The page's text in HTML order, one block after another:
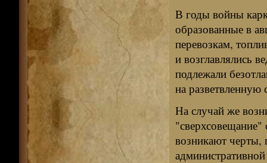
В годы войны
образованные в
перевозкам,
и возглавлялись
подлежали
на разветвленную
На случай же
"сверхсовещание"
возникают черты,